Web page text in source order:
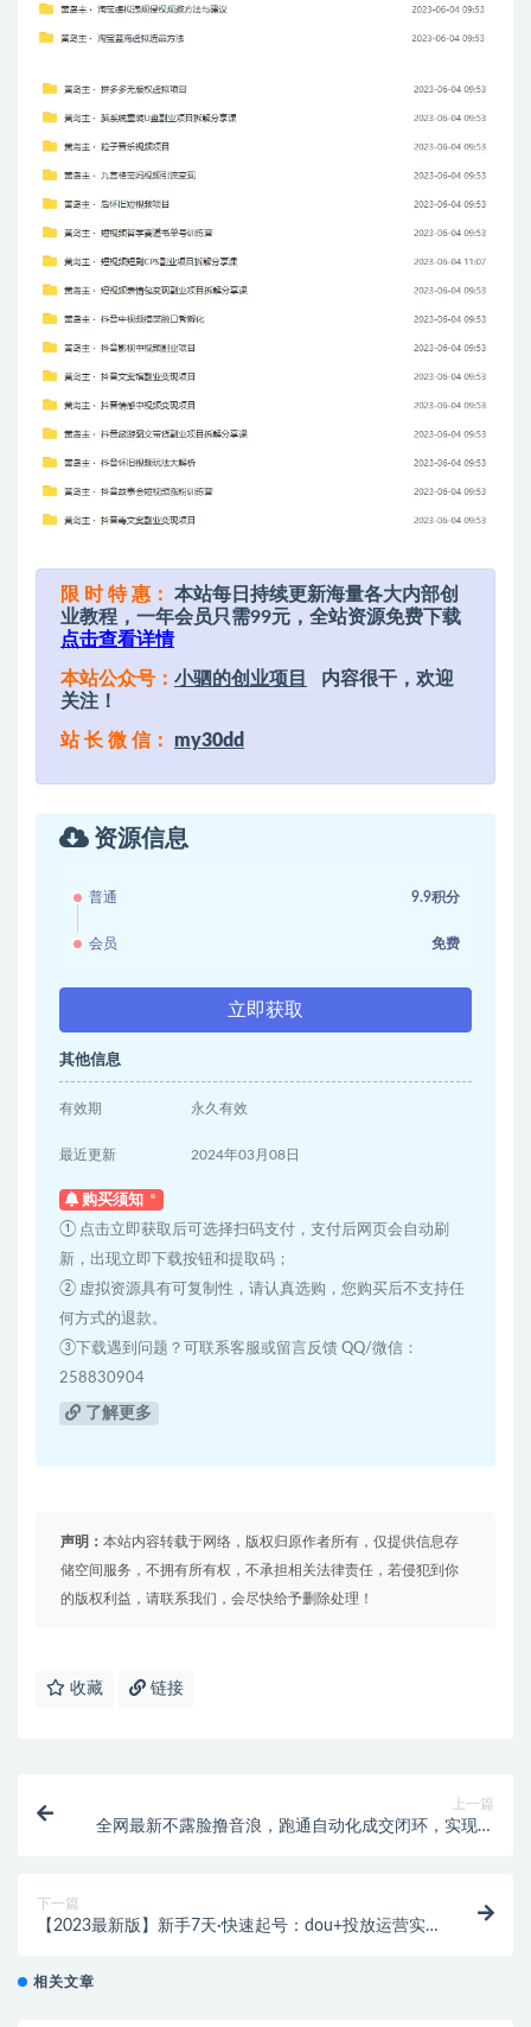
限 时 特 惠：
本站每日持续更新海量各大内部创
业教程，一年会员只需99元，全站资源免费下载
点击查看详情
本站公众号： 小驷的创业项目
内容很干，欢迎
关注！
站 长 微 信： my30dd
资源信息
普通 9.9积分
会员 免费
立即获取
其他信息
有效期 永久有效
最近更新 2024年03月08日
购买须知
① 点击立即获取后可选择扫码支付，支付后网页会自动刷
新，出现立即下载按钮和提取码；
② 虚拟资源具有可复制性，请认真选购，您购买后不支持任
何方式的退款。
③下载遇到问题？可联系客服或留言反馈 QQ/微信：
258830904
了解更多
声明： 本站内容转载于网络，版权归原作者所有，仅提供信息存
储空间服务，不拥有所有权，不承担相关法律责任，若侵犯到你
的版权利益，请联系我们，会尽快给予删除处理！
收藏 链接
上一篇
全网最新不露脸撸音浪，跑通自动化成交闭环，实现出
下一篇
【2023最新版】新手7天·快速起号：dou+投放运营实
相关文章